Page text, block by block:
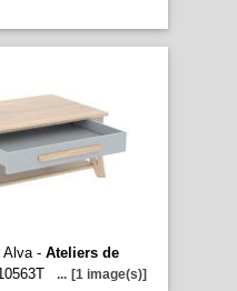
Alva - Ateliers de
... [1 image(s)]